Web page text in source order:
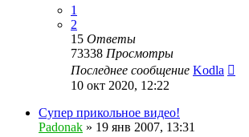
1
2
15 Ответы
73338 Просмотры
Последнее сообщение Kodla
10 окт 2020, 12:22
Супер прикольное видео!
Padonak » 19 янв 2007, 13:31